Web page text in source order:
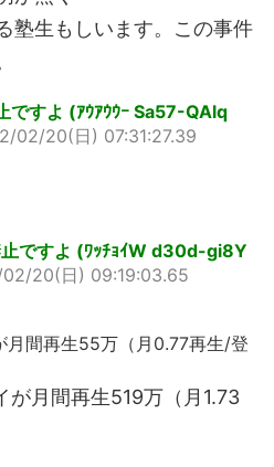
塾生もしいます。この事件
ですよ (ｱｳｱｳｳｰ Sa57-QAlq
02/20(日) 07:31:27.39
ですよ (ﾜｯﾁｮｲW d30d-gi8Y
20(日) 09:19:03.65
月間再生55万（月0.77再生/登
月間再生519万（月1.73